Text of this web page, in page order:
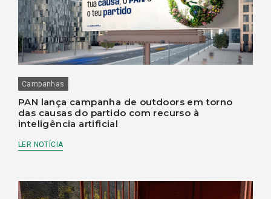
Campanhas
PAN lança campanha de outdoors em torno
das causas do partido com recurso à
inteligência artificial
LER NOTÍCIA